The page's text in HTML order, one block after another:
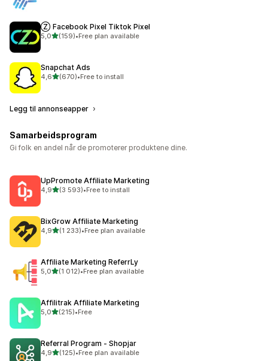
Ⓩ Facebook Pixel Tiktok Pixel
5,0av 5 stjerner
(159)
Totalt 159 omtaler
•Free plan available
Snapchat Ads
4,6av 5 stjerner
(670)
Totalt 670 omtaler
•Free to install
Legg til annonseapper
Samarbeidsprogram
Gi folk en andel når de promoterer produktene dine.
UpPromote Affiliate Marketing
4,9av 5 stjerner
(3 593)
Totalt 3593 omtaler
•Free to install
BixGrow Affiliate Marketing
4,9av 5 stjerner
(1 233)
Totalt 1233 omtaler
•Free plan available
Affiliate Marketing ReferrLy
5,0av 5 stjerner
(1 012)
Totalt 1012 omtaler
•Free plan available
Affilitrak Affiliate Marketing
5,0av 5 stjerner
(215)
Totalt 215 omtaler
•Free
Referral Program ‑ Shopjar
4,9av 5 stjerner
(125)
Totalt 125 omtaler
•Free plan available